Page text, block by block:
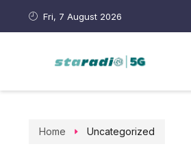
Fri, 7 August 2026
Home Uncategorized